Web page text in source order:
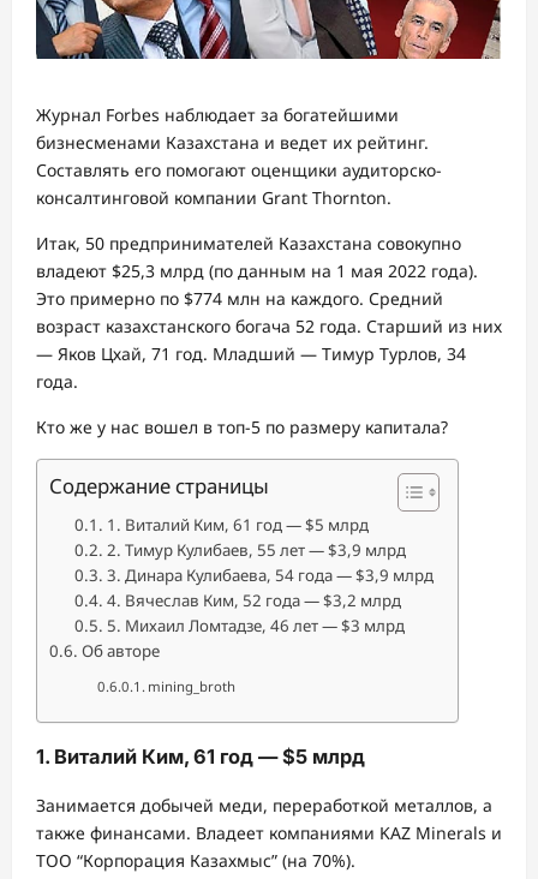
Журнал Forbes наблюдает за богатейшими
бизнесменами Казахстана и ведет их рейтинг.
Составлять его помогают оценщики аудиторско-
консалтинговой компании Grant Thornton.
Итак, 50 предпринимателей Казахстана совокупно
владеют $25,3 млрд (по данным на 1 мая 2022 года).
Это примерно по $774 млн на каждого. Средний
возраст казахстанского богача 52 года. Старший из них
— Яков Цхай, 71 год. Младший — Тимур Турлов, 34
года.
Кто же у нас вошел в топ-5 по размеру капитала?
Содержание страницы
1. Виталий Ким, 61 год — $5 млрд
2. Тимур Кулибаев, 55 лет — $3,9 млрд
3. Динара Кулибаева, 54 года — $3,9 млрд
4. Вячеслав Ким, 52 года — $3,2 млрд
5. Михаил Ломтадзе, 46 лет — $3 млрд
Об авторе
mining_broth
1. Виталий Ким, 61 год — $5 млрд
Занимается добычей меди, переработкой металлов, а
также финансами. Владеет компаниями KAZ Minerals и
ТОО “Корпорация Казахмыс” (на 70%).